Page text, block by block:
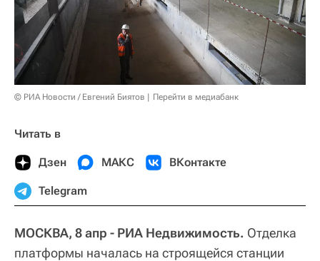
© РИА Новости / Евгений Биятов Перейти в медиабанк
Читать в
Дзен МАКС ВКонтакте
Telegram
МОСКВА, 8 апр - РИА Недвижимость. Отделка
платформы началась на строящейся станции